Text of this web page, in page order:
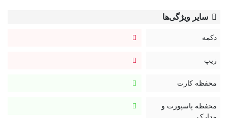
سایر ویژگی‌ها
دکمه
زیپ
محفظه کارت
محفظه پاسپورت و